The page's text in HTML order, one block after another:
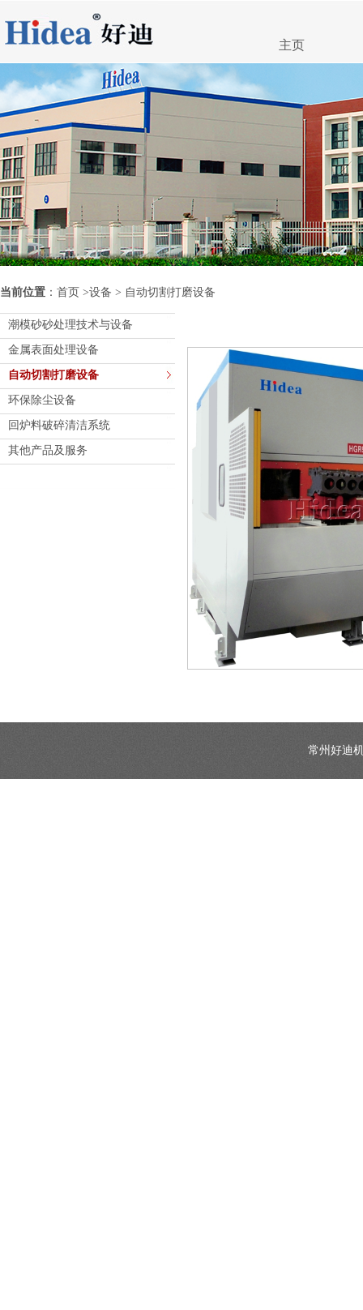
主页
当前位置 ： 首页 >设备 > 自动切割打磨设备
潮模砂砂处理技术与设备
金属表面处理设备
自动切割打磨设备
环保除尘设备
回炉料破碎清洁系统
其他产品及服务
常州好迪机